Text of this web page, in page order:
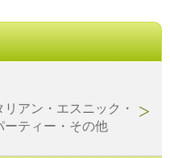
アン・エスニック・
ーティー・その他